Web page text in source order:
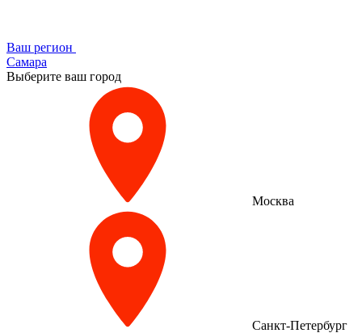
Ваш регион
Самара
Выберите ваш город
Москва
Санкт-Петербург